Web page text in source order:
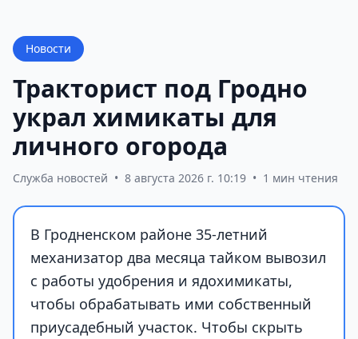
Новости
Тракторист под Гродно
украл химикаты для
личного огорода
Служба новостей • 8 августа 2026 г. 10:19 • 1 мин чтения
В Гродненском районе 35-летний
механизатор два месяца тайком вывозил
с работы удобрения и ядохимикаты,
чтобы обрабатывать ими собственный
приусадебный участок. Чтобы скрыть